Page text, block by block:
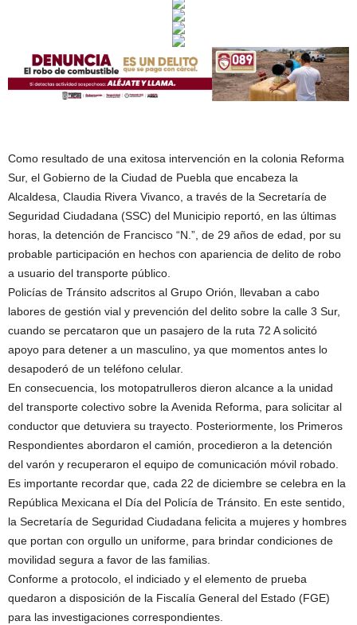
Como resultado de una exitosa intervención en la colonia Reforma
Sur, el Gobierno de la Ciudad de Puebla que encabeza la
Alcaldesa, Claudia Rivera Vivanco, a través de la Secretaría de
Seguridad Ciudadana (SSC) del Municipio reportó, en las últimas
horas, la detención de Francisco “N.”, de 29 años de edad, por su
probable participación en hechos con apariencia de delito de robo
a usuario del transporte público.
Policías de Tránsito adscritos al Grupo Orión, llevaban a cabo
labores de gestión vial y prevención del delito sobre la calle 3 Sur,
cuando se percataron que un pasajero de la ruta 72 A solicitó
apoyo para detener a un masculino, ya que momentos antes lo
desapoderó de un teléfono celular.
En consecuencia, los motopatrulleros dieron alcance a la unidad
del transporte colectivo sobre la Avenida Reforma, para solicitar al
conductor que detuviera su trayecto. Posteriormente, los Primeros
Respondientes abordaron el camión, procedieron a la detención
del varón y recuperaron el equipo de comunicación móvil robado.
Es importante recordar que, cada 22 de diciembre se celebra en la
República Mexicana el Día del Policía de Tránsito. En este sentido,
la Secretaría de Seguridad Ciudadana felicita a mujeres y hombres
que portan con orgullo un uniforme, para brindar condiciones de
movilidad segura a favor de las familias.
Conforme a protocolo, el indiciado y el elemento de prueba
quedaron a disposición de la Fiscalía General del Estado (FGE)
para las investigaciones correspondientes.